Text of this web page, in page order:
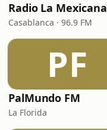
Radio La Mexicana
Casablanca · 96.9 FM
PF
PalMundo FM
La Florida